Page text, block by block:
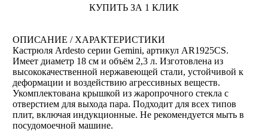
КУПИТЬ ЗА 1 КЛИК
ОПИСАНИЕ / ХАРАКТЕРИСТИКИ
Кастрюля Ardesto серии Gemini, артикул AR1925CS.
Имеет диаметр 18 см и объём 2,3 л. Изготовлена из
высококачественной нержавеющей стали, устойчивой к
деформации и воздействию агрессивных веществ.
Укомплектована крышкой из жаропрочного стекла с
отверстием для выхода пара. Подходит для всех типов
плит, включая индукционные. Не рекомендуется мыть в
посудомоечной машине.